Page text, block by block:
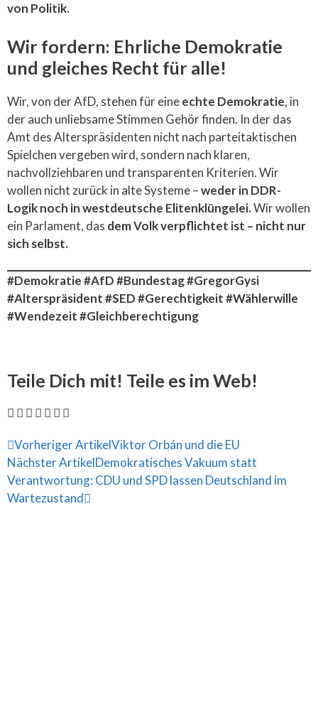
von Politik.
Wir fordern: Ehrliche Demokratie
und gleiches Recht für alle!
Wir, von der AfD, stehen für eineechte Demokratie, in
der auch unliebsame Stimmen Gehör finden. In der das
Amt des Alterspräsidenten nicht nach parteitaktischen
Spielchen vergeben wird, sondern nach klaren,
nachvollziehbaren und transparenten Kriterien. Wir
wollen nicht zurück in alte Systeme –weder in DDR-
Logik noch in westdeutsche Elitenklüngelei.Wir wollen
ein Parlament, das dem Volk verpflichtet ist – nicht nur
sich selbst.
#Demokratie #AfD #Bundestag #GregorGysi
#Alterspräsident #SED #Gerechtigkeit #Wählerwille
#Wendezeit #Gleichberechtigung
Teile Dich mit! Teile es im Web!
Vorheriger ArtikelViktor Orbán und die EU
Nächster ArtikelDemokratisches Vakuum statt
Verantwortung: CDU und SPD lassen Deutschland im
Wartezustand